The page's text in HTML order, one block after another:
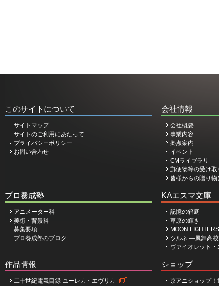
このサイトについて
サイトマップ
サイトのご利用にあたって
プライバシーポリシー
お問い合わせ
会社情報
会社概要
事業内容
拠点案内
イベント
CMライブラリ
郵便物等の受け取
皆様からの贈り
プロ養成塾
アニメーター科
美術・背景科
募集要項
プロ養成塾のブログ
KAエスマ文庫
記憶の箱庭
草原の輝き
MOON
ツルネ ―風舞高
ヴァイオレット
作品情報
二十世紀電氣目録-ユーレカ・エヴリカ-
ショップ
京アニショップ！